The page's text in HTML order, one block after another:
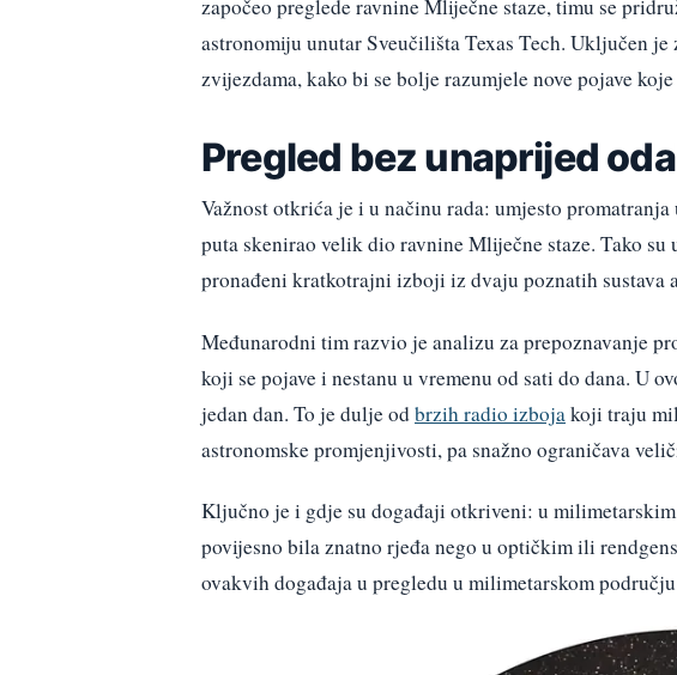
započeo preglede ravnine Mliječne staze, timu se
astronomiju unutar Sveučilišta Texas Tech. Uključen
zvijezdama, kako bi se bolje razumjele nove pojave
Pregled bez unaprijed
Važnost otkrića je i u načinu rada: umjesto
puta skenirao velik dio ravnine Mliječne staze. Tako
pronađeni kratkotrajni izboji iz dvaju poznatih sustava
Međunarodni tim razvio je analizu za prepoznavanje
koji se pojave i nestanu u vremenu od sati do dana. U
jedan dan. To je dulje odbrzih radio izbojakoji traju
astronomske promjenjivosti, pa snažno ograničava
Ključno je i gdje su događaji otkriveni: u
povijesno bila znatno rjeđa nego u optičkim ili
ovakvih događaja u pregledu u milimetarskom